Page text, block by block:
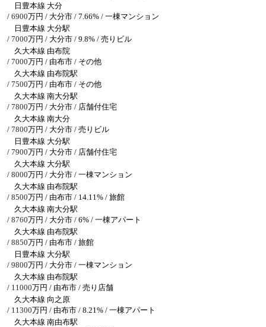
日豊本線 大分
/ 6900万円 / 大分市 / 7.66% / 一棟マンション
日豊本線 大分駅
/ 7000万円 / 大分市 / 9.8% / 売りビル
久大本線 由布院
/ 7000万円 / 由布市 / その他
久大本線 由布院駅
/ 7500万円 / 由布市 / その他
久大本線 南大分駅
/ 7800万円 / 大分市 / 店舗付住宅
久大本線 南大分
/ 7800万円 / 大分市 / 売りビル
日豊本線 大分駅
/ 7900万円 / 大分市 / 店舗付住宅
久大本線 大分駅
/ 8000万円 / 大分市 / 一棟マンション
久大本線 由布院駅
/ 8500万円 / 由布市 / 14.11% / 旅館
久大本線 南大分駅
/ 8760万円 / 大分市 / 6% / 一棟アパート
久大本線 由布院駅
/ 8850万円 / 由布市 / 旅館
日豊本線 大分駅
/ 9800万円 / 大分市 / 一棟マンション
久大本線 由布院駅
/ 11000万円 / 由布市 / 売り店舗
久大本線 向之原
/ 11300万円 / 由布市 / 8.21% / 一棟アパート
久大本線 南由布駅